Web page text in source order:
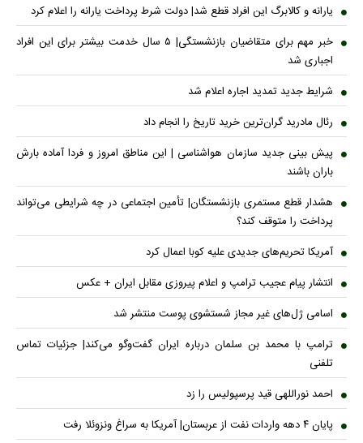
یارانه و کالابرگ این افراد قطع شد| دولت شرط پرداخت یارانه را اعلام کرد
خبر مهم برای متقاضیان بازنشستگی| ۵ سال خدمت بیشتر برای این افراد
اجباری شد
شرایط جدید تمدید اجاره اعلام شد
رئال مادرید گران‌ترین خرید تاریخ را انجام داد
پیش بینی جدید سازمان هواشناسی | این مناطق امروز و فردا آماده بارش
باران باشند
هشدار قطع مستمری بازنشستگان| تأمین اجتماعی در چه شرایطی می‌تواند
پرداخت را متوقف کند؟
آمریکا تحریم‌های جدیدی علیه کوبا اعمال کرد
انتشار پیام عجیب ترامپ و اعلام پیروزی مقابل ایران + عکس
اسامی ژل‌های غیر مجاز شستشوی پوست منتشر شد
ترامپ با محمد بن سلمان درباره ایران گفت‌وگو می‌کند| جزئیات تماس
تلفنی
احمد نوراللهی قید پرسپولیس را زد
پایان ۴ دهه واردات نفت از عربستان| آمریکا به سراغ ونزوئلا رفت